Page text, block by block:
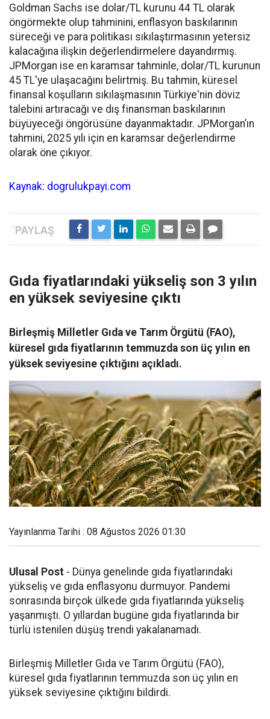
Goldman Sachs ise dolar/TL kurunu 44 TL olarak
öngörmekte olup tahminini, enflasyon baskılarının
süreceği ve para politikası sıkılaştırmasının yetersiz
kalacağına ilişkin değerlendirmelere dayandırmış.
JPMorgan ise en karamsar tahminle, dolar/TL kurunun
45 TL'ye ulaşacağını belirtmiş. Bu tahmin, küresel
finansal koşulların sıkılaşmasının Türkiye'nin döviz
talebini artıracağı ve dış finansman baskılarının
büyüyeceği öngörüsüne dayanmaktadır. JPMorgan’ın
tahmini, 2025 yılı için en karamsar değerlendirme
olarak öne çıkıyor.
Kaynak: dogrulukpayi.com
Gıda fiyatlarındaki yükseliş son 3 yılın
en yüksek seviyesine çıktı
Birleşmiş Milletler Gıda ve Tarım Örgütü (FAO),
küresel gıda fiyatlarının temmuzda son üç yılın en
yüksek seviyesine çıktığını açıkladı.
Yayınlanma Tarihi : 08 Ağustos 2026 01:30
Ulusal Post - Dünya genelinde gıda fiyatlarındaki
yükseliş ve gıda enflasyonu durmuyor. Pandemi
sonrasında birçok ülkede gıda fiyatlarında yükseliş
yaşanmıştı. O yıllardan bugüne gıda fiyatlarında bir
türlü istenilen düşüş trendi yakalanamadı.
Birleşmiş Milletler Gıda ve Tarım Örgütü (FAO),
küresel gıda fiyatlarının temmuzda son üç yılın en
yüksek seviyesine çıktığını bildirdi.